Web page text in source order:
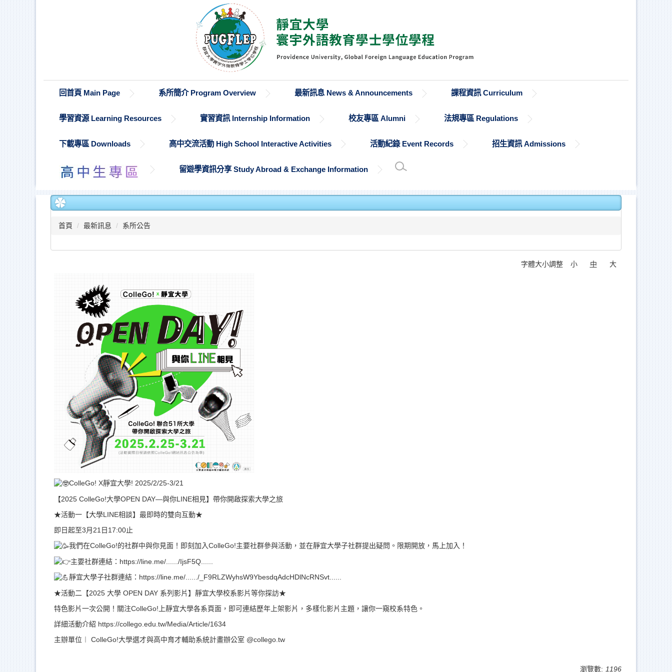
回首頁 Main Page 系所簡介 Program Overview 最新訊息 News & Announcements 課程資訊 Curriculum
學習資源 Learning Resources 實習資訊 Internship Information 校友專區 Alumni 法規專區 Regulations
下載專區 Downloads 高中交流活動 High School Interactive Activities 活動紀錄 Event Records 招生資訊 Admissions
留遊學資訊分享 Study Abroad & Exchange Information
首頁 最新訊息 系所公告
字體大小調整 小 中 大
ColleGo! X靜宜大學! 2025/2/25-3/21
【2025 ColleGo!大學OPEN DAY—與你LINE相見】帶你開啟探索大學之旅
★活動一【大學LINE相談】最即時的雙向互動★
即日起至3月21日17:00止
我們在ColleGo!的社群中與你見面！即刻加入ColleGo!主要社群參與活動，並在靜宜大學子社群提出疑問。限期開放，馬上加入！
主要社群連結： https://line.me/....../IjsF5Q......
靜宜大學子社群連結： https://line.me/....../_F9RLZWyhsW9YbesdqAdcHDlNcRNSvt......
★活動二【2025 大學 OPEN DAY 系列影片】靜宜大學校系影片等你探訪★
特色影片一次公開！關注ColleGo!上靜宜大學各系頁面，即可連結歷年上架影片，多樣化影片主題，讓你一窺校系特色。
詳細活動介紹 https://collego.edu.tw/Media/Article/1634
主辦單位︱ ColleGo!大學選才與高中育才輔助系統計畫辦公室 @collego.tw
瀏覽數: 1196